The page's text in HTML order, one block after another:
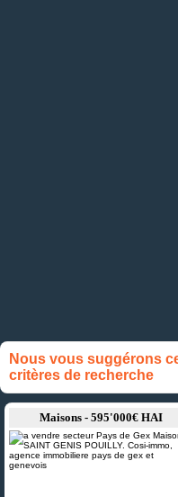
Nous vous suggérons
critères de recherche
Maisons - 595'000€ HAI